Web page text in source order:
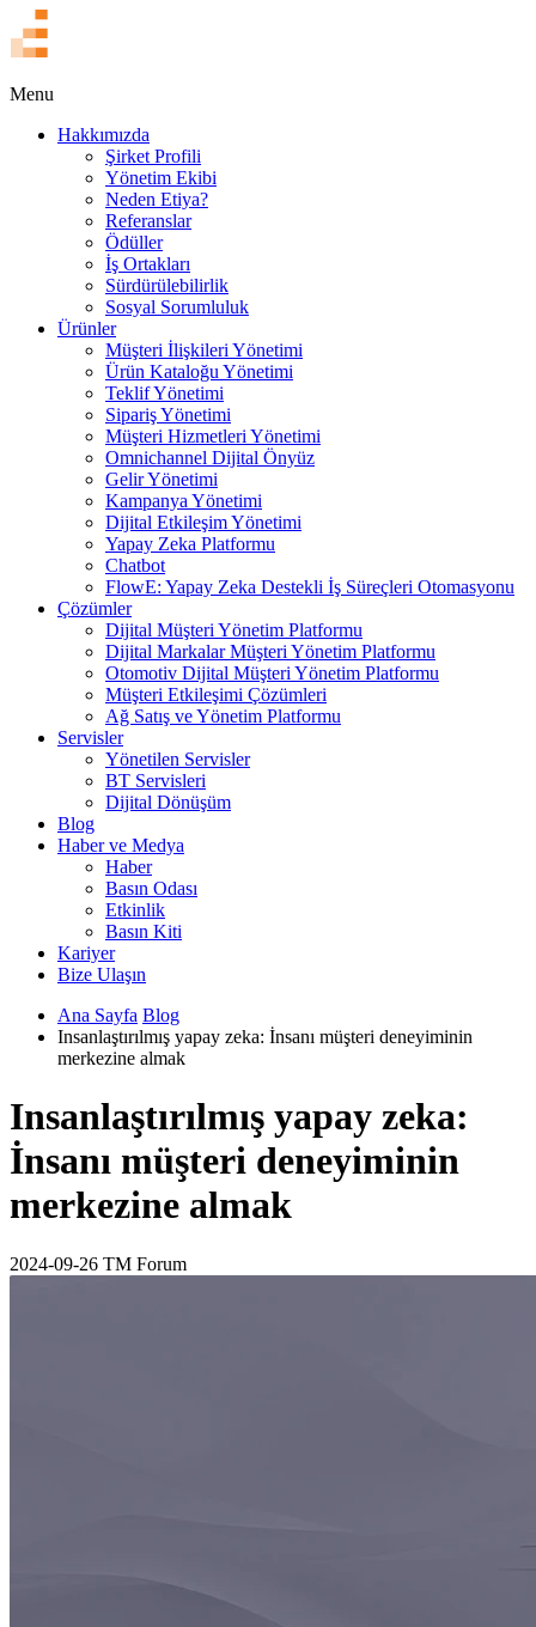
Menu
Hakkımızda
Şirket Profili
Yönetim Ekibi
Neden Etiya?
Referanslar
Ödüller
İş Ortakları
Sürdürülebilirlik
Sosyal Sorumluluk
Ürünler
Müşteri İlişkileri Yönetimi
Ürün Kataloğu Yönetimi
Teklif Yönetimi
Sipariş Yönetimi
Müşteri Hizmetleri Yönetimi
Omnichannel Dijital Önyüz
Gelir Yönetimi
Kampanya Yönetimi
Dijital Etkileşim Yönetimi
Yapay Zeka Platformu
Chatbot
FlowE: Yapay Zeka Destekli İş Süreçleri Otomasyonu
Çözümler
Dijital Müşteri Yönetim Platformu
Dijital Markalar Müşteri Yönetim Platformu
Otomotiv Dijital Müşteri Yönetim Platformu
Müşteri Etkileşimi Çözümleri
Ağ Satış ve Yönetim Platformu
Servisler
Yönetilen Servisler
BT Servisleri
Dijital Dönüşüm
Blog
Haber ve Medya
Haber
Basın Odası
Etkinlik
Basın Kiti
Kariyer
Bize Ulaşın
Ana Sayfa Blog
Insanlaştırılmış yapay zeka: İnsanı müşteri deneyiminin
merkezine almak
Insanlaştırılmış yapay zeka:
İnsanı müşteri deneyiminin
merkezine almak
2024-09-26 TM Forum